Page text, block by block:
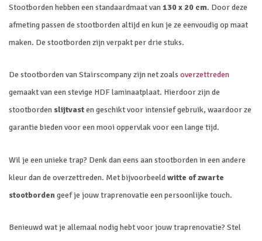
Stootborden hebben een standaardmaat van130 x 20 cm. Door deze
afmeting passen de stootborden altijd en kun je ze eenvoudig op maat
maken. De stootborden zijn verpakt per drie stuks.
De stootborden van Stairscompany zijn net zoals overzettreden
gemaakt van een stevige HDF laminaatplaat. Hierdoor zijn de
stootborden slijtvasten geschikt voor intensief gebruik, waardoor ze
garantie bieden voor een mooi oppervlak voor een lange tijd.
Wil je een unieke trap? Denk dan eens aan stootborden in een andere
kleur dan de overzettreden. Met bijvoorbeeldwitte of zwarte
stootbordengeef je jouw traprenovatie een persoonlijke touch.
Benieuwd wat je allemaal nodig hebt voor jouw traprenovatie? Stel